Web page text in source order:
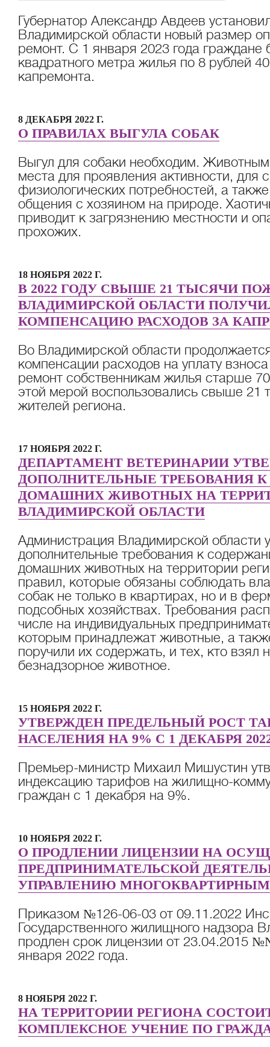
Губернатор Александр Авдеев
Владимирской области новый размер
ремонт. С 1 января 2023 года граждане
квадратного метра жилья по 8 рублей
капремонта.
8 ДЕКАБРЯ 2022 Г.
О ПРАВИЛАХ ВЫГУЛА СОБАК
Выгул для собаки необходим. Животным
места для проявления активности, для
физиологических потребностей, а
общения с хозяином на природе.
приводит к загрязнению местности и
прохожих.
18 НОЯБРЯ 2022 Г.
В 2022 ГОДУ СВЫШЕ 21 ТЫСЯЧИ
ВЛАДИМИРСКОЙ ОБЛАСТИ
КОМПЕНСАЦИЮ РАСХОДОВ ЗА
Во Владимирской области
компенсации расходов на уплату
ремонт собственникам жилья старше
этой мерой воспользовались свыше 21
жителей региона.
17 НОЯБРЯ 2022 Г.
ДЕПАРТАМЕНТ ВЕТЕРИНАРИИ
ДОПОЛНИТЕЛЬНЫЕ ТРЕБОВАНИЯ
ДОМАШНИХ ЖИВОТНЫХ НА
ВЛАДИМИРСКОЙ ОБЛАСТИ
Администрация Владимирской области
дополнительные требования к
домашних животных на территории
правил, которые обязаны соблюдать
собак не только в квартирах, но и в
подсобных хозяйствах. Требования
числе на индивидуальных
которым принадлежат животные, а
поручили их содержать, и тех, кто взял
безнадзорное животное.
15 НОЯБРЯ 2022 Г.
УТВЕРЖДЕН ПРЕДЕЛЬНЫЙ РОСТ
НАСЕЛЕНИЯ НА 9% С 1 ДЕКАБРЯ
Премьер-министр Михаил Мишустин
индексацию тарифов на жилищно-
граждан с 1 декабря на 9%.
10 НОЯБРЯ 2022 Г.
О ПРОДЛЕНИИ ЛИЦЕНЗИИ НА
ПРЕДПРИНИМАТЕЛЬСКОЙ
УПРАВЛЕНИЮ
Приказом №126-06-03 от 09.11.2022
Государственного жилищного надзора
продлен срок лицензии от 23.04.2015
января 2022 года.
8 НОЯБРЯ 2022 Г.
НА ТЕРРИТОРИИ РЕГИОНА
КОМПЛЕКСНОЕ УЧЕНИЕ ПО